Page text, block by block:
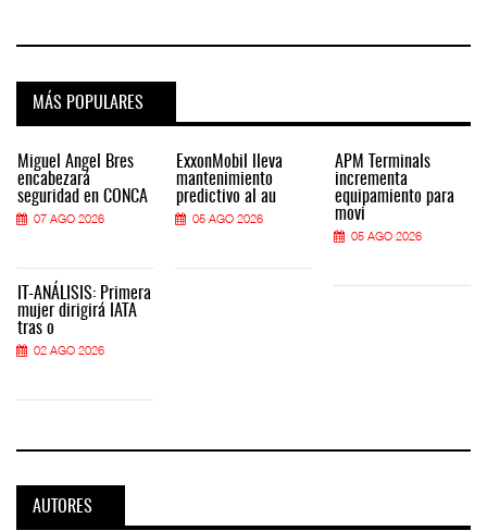
MÁS POPULARES
Miguel Ángel Bres
encabezará
seguridad en CONCA
07 AGO 2026
IT-ANÁLISIS: Primera
mujer dirigirá IATA
tras o
02 AGO 2026
ExxonMobil lleva
mantenimiento
predictivo al au
05 AGO 2026
APM Terminals
incrementa
equipamiento para
movi
05 AGO 2026
AUTORES